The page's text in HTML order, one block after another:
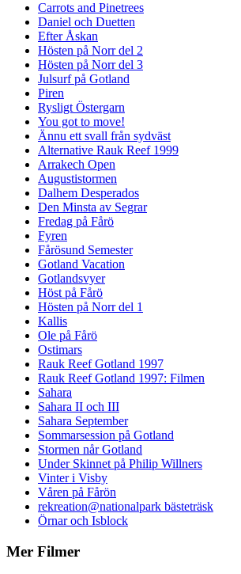
Carrots and Pinetrees
Daniel och Duetten
Efter Åskan
Hösten på Norr del 2
Hösten på Norr del 3
Julsurf på Gotland
Piren
Rysligt Östergarn
You got to move!
Ännu ett svall från sydväst
Alternative Rauk Reef 1999
Arrakech Open
Augustistormen
Dalhem Desperados
Den Minsta av Segrar
Fredag på Fårö
Fyren
Fårösund Semester
Gotland Vacation
Gotlandsvyer
Höst på Fårö
Hösten på Norr del 1
Kallis
Ole på Fårö
Ostimars
Rauk Reef Gotland 1997
Rauk Reef Gotland 1997: Filmen
Sahara
Sahara II och III
Sahara September
Sommarsession på Gotland
Stormen når Gotland
Under Skinnet på Philip Willners
Vinter i Visby
Våren på Fårön
rekreation@nationalpark bästeträsk
Örnar och Isblock
Mer Filmer